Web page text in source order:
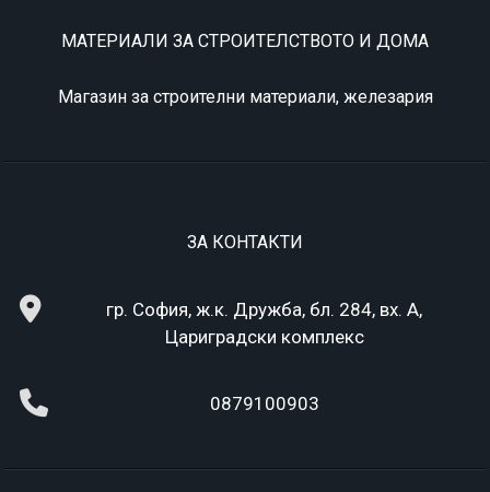
МАТЕРИАЛИ ЗА СТРОИТЕЛСТВОТО И ДОМА
Магазин за строителни материали, железария
ЗА КОНТАКТИ
гр. София, ж.к. Дружба, бл. 284, вх. А,
Цариградски комплекс
0879100903